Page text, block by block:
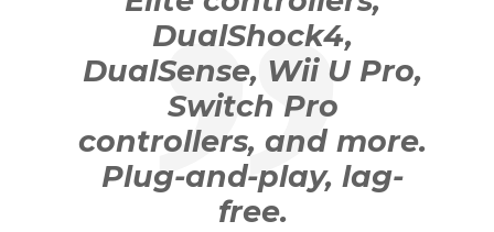
DualShock4,
DualSense, Wii U Pro,
Switch Pro
controllers, and more.
Plug-and-play, lag-
free.